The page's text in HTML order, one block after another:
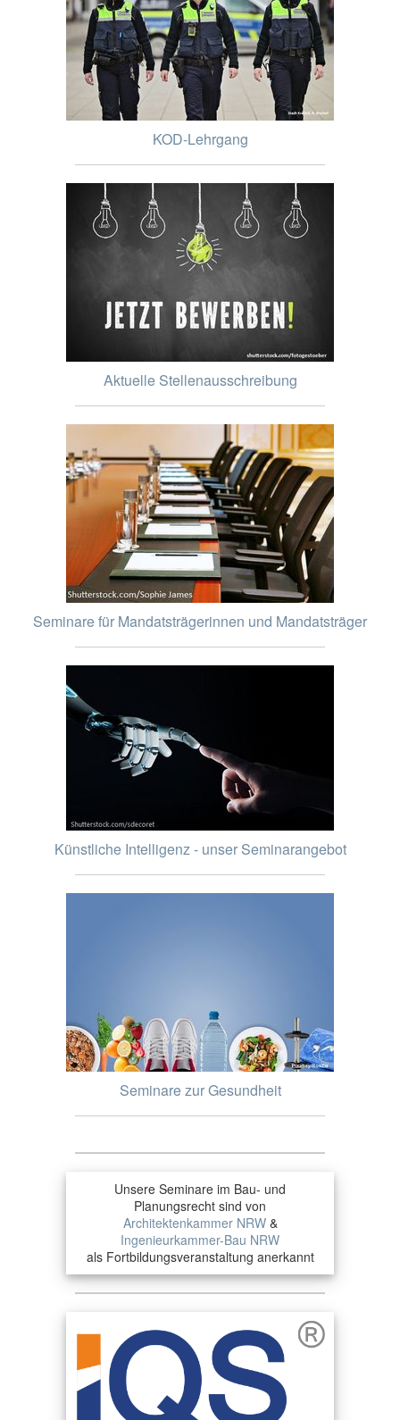
KOD-Lehrgang
Aktuelle Stellenausschreibung
Seminare für Mandatsträgerinnen und Mandatsträger
Künstliche Intelligenz - unser Seminarangebot
Seminare zur Gesundheit
Unsere Seminare im Bau- und
Planungsrecht sind von
Architektenkammer NRW&
Ingenieurkammer-Bau NRW
als Fortbildungsveranstaltung anerkannt